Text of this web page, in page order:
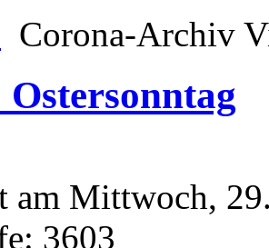
Corona-Archiv
Ostersonntag
am Mittwoch,
3603